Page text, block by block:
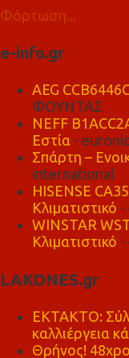
Φόρτωση...
e-info.gr
AEG
ΦΟΥΝΤΑΣ
NEFF
Εστία -
Σπάρτη –
international
HISENSE
Κλιματιστικό -
WINSTAR
Κλιματιστικό -
LAKONES.gr
ΕΚΤΑΚΤΟ:
καλλιέργεια
Θρήνος!